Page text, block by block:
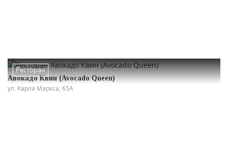
Ресторан
Авокадо Квин (Avocado Queen)
ул. Карла Маркса, 65А